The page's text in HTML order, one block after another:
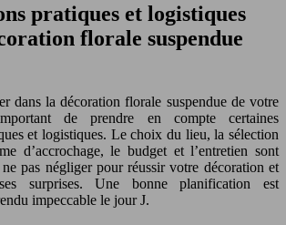
pratiques et logistiques
florale suspendue
dans la décoration florale suspendue de votre
de prendre en compte certaines
et logistiques. Le choix du lieu, la sélection
d’accrochage, le budget et l’entretien sont
ne pas négliger pour réussir votre décoration et
surprises. Une bonne planification est
impeccable le jour J.